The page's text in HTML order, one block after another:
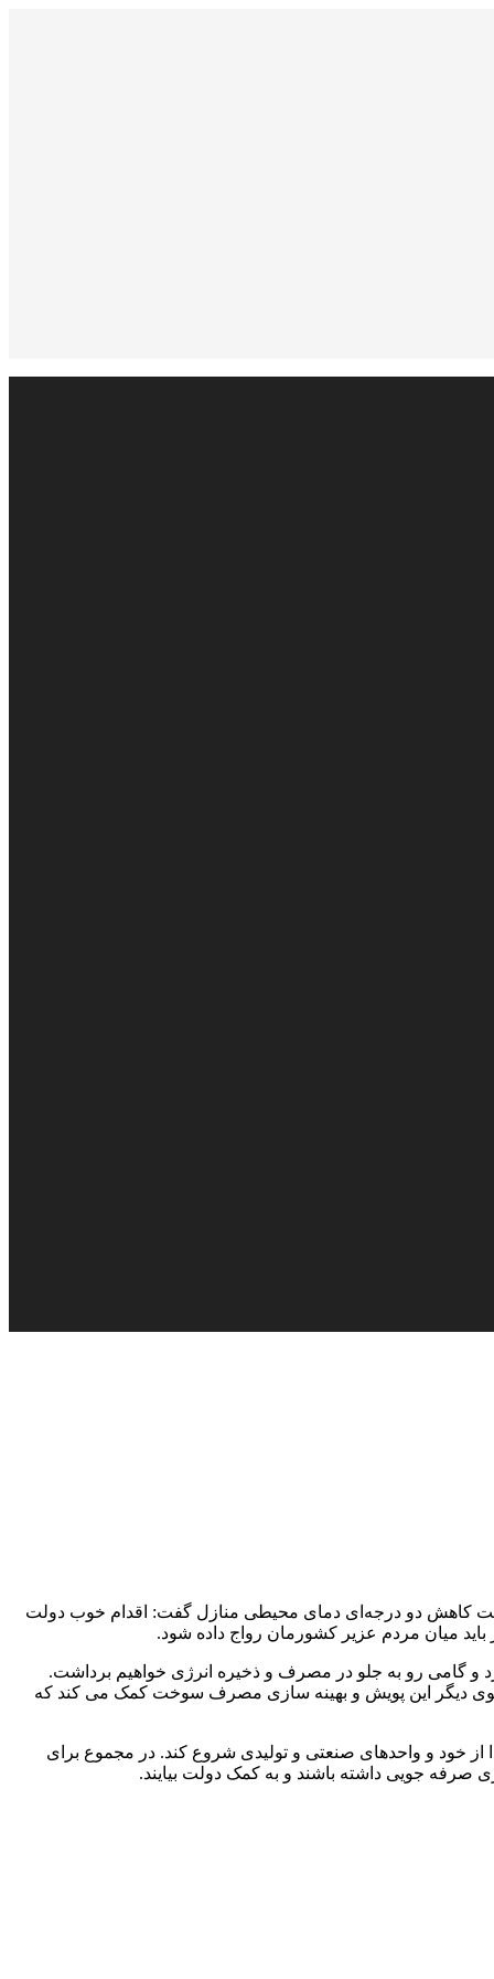
جهت کاهش دو درجه‌ای دمای محیطی منازل گفت: اقدام خوب دولت
و گامی رو به جلو در مصرف و ذخیره انرژی خواهیم برداشت.
سوی دیگر این پویش و بهینه سازی مصرف سوخت کمک می کند که
خود و واحدهای صنعتی و تولیدی شروع کند. در مجموع برای
صرفه جویی داشته باشند و به کمک دولت بیایند.